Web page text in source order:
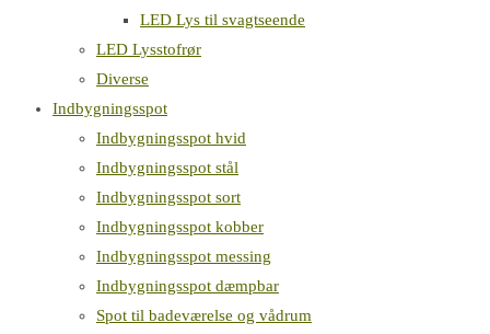
LED Lys til svagtseende
LED Lysstofrør
Diverse
Indbygningsspot
Indbygningsspot hvid
Indbygningsspot stål
Indbygningsspot sort
Indbygningsspot kobber
Indbygningsspot messing
Indbygningsspot dæmpbar
Spot til badeværelse og vådrum